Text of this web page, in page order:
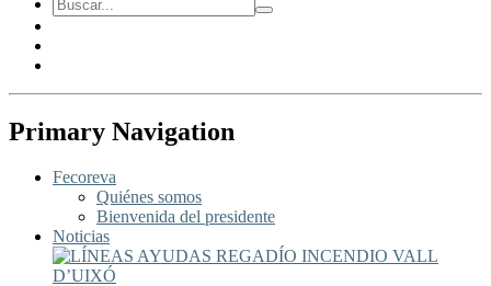
Primary Navigation
Fecoreva
Quiénes somos
Bienvenida del presidente
Noticias